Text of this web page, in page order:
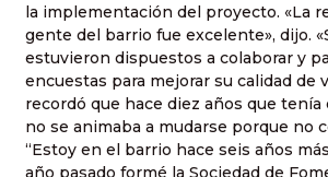
la implementación del proyecto. «La
gente del barrio fue excelente», dijo.
estuvieron dispuestos a colaborar y
encuestas para mejorar su calidad de
recordó que hace diez años que
no se animaba a mudarse porque no
“Estoy en el barrio hace seis años
año pasado formé la Sociedad de